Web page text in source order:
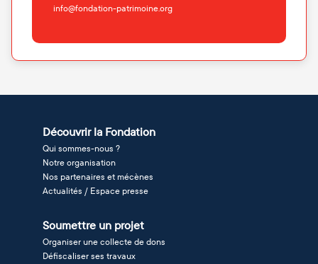
info@fondation-patrimoine.org
Découvrir la Fondation
Qui sommes-nous ?
Notre organisation
Nos partenaires et mécènes
Actualités / Espace presse
Soumettre un projet
Organiser une collecte de dons
Défiscaliser ses travaux